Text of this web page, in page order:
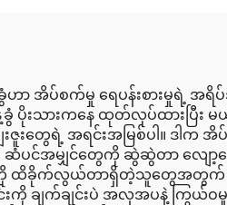
ဟာ အိပ်စက်မှု ရေပန်းစားမှုရဲ့ အရိ
ပိုးသားကနေ ထုတ်လုပ်ထားပြီး
းဇူးတွေရဲ့ အရင်းအမြစ်ပါ။ ဒ
း ဆံပင်အမျှင်တွေကို ဆွဲဆွဲတာ လျေ
ကို ထိခိုက်လွယ်တာရှိတဲ့သူတွေအတွက် အက
းကို ချက်ချင်းပဲ အလှအပနဲ့ ကြွ